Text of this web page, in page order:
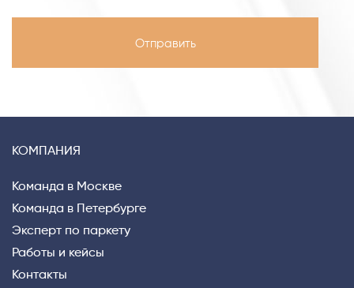
КОМПАНИЯ
Команда в Москве
Команда в Петербурге
Эксперт по паркету
Работы и кейсы
Контакты